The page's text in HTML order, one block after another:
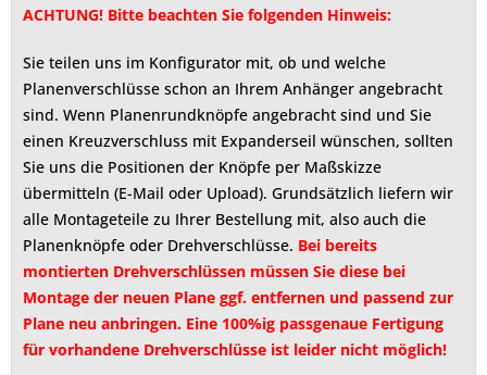
ACHTUNG! Bitte beachten Sie folgenden Hinweis:
Sie teilen uns im Konfigurator mit, ob und welche
Planenverschlüsse schon an Ihrem Anhänger angebracht
sind. Wenn Planenrundknöpfe angebracht sind und Sie
einen Kreuzverschluss mit Expanderseil wünschen, sollten
Sie uns die Positionen der Knöpfe per Maßskizze
übermitteln (E-Mail oder Upload). Grundsätzlich liefern wir
alle Montageteile zu Ihrer Bestellung mit, also auch die
Planenknöpfe oder Drehverschlüsse. Bei bereits
montierten Drehverschlüssen müssen Sie diese bei
Montage der neuen Plane ggf. entfernen und passend zur
Plane neu anbringen. Eine 100%ig passgenaue Fertigung
für vorhandene Drehverschlüsse ist leider nicht möglich!